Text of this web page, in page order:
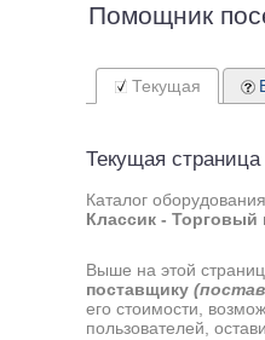
Помощник
Текущая
Текущая страница
Каталог
Классик - Торговый
Выше на этой
поставщику
его стоимости,
пользователей,